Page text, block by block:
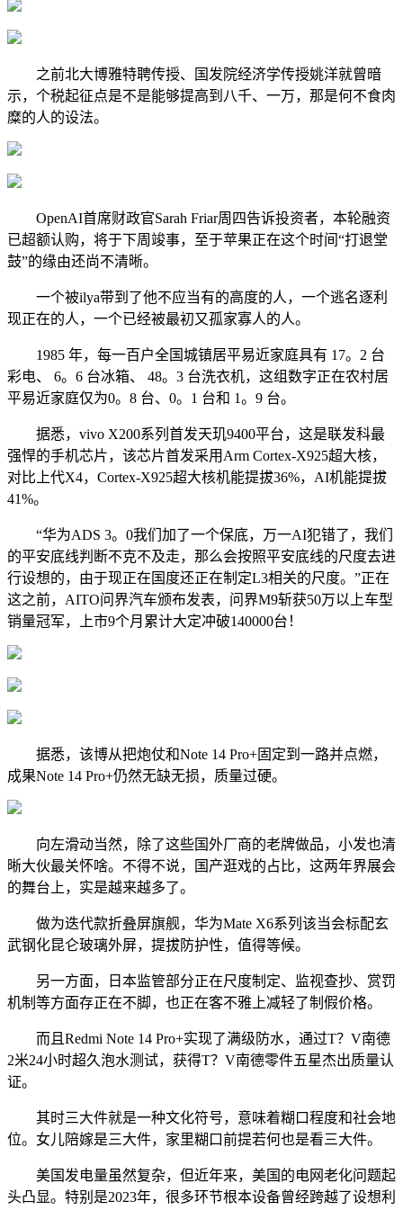
之前北大博雅特聘传授、国发院经济学传授姚洋就曾暗
示，个税起征点是不是能够提高到八千、一万，那是何不食肉
糜的人的设法。
OpenAI首席财政官Sarah Friar周四告诉投资者，本轮融资
已超额认购，将于下周竣事，至于苹果正在这个时间“打退堂
鼓”的缘由还尚不清晰。
一个被ilya带到了他不应当有的高度的人，一个逃名逐利
现正在的人，一个已经被最初又孤家寡人的人。
1985 年，每一百户全国城镇居平易近家庭具有 17。2 台
彩电、 6。6 台冰箱、 48。3 台洗衣机，这组数字正在农村居
平易近家庭仅为0。8 台、0。1 台和 1。9 台。
据悉，vivo X200系列首发天玑9400平台，这是联发科最
强悍的手机芯片，该芯片首发采用Arm Cortex-X925超大核，
对比上代X4，Cortex-X925超大核机能提拔36%，AI机能提拔
41%。
“华为ADS 3。0我们加了一个保底，万一AI犯错了，我们
的平安底线判断不克不及走，那么会按照平安底线的尺度去进
行设想的，由于现正在国度还正在制定L3相关的尺度。”正在
这之前，AITO问界汽车颁布发表，问界M9斩获50万以上车型
销量冠军，上市9个月累计大定冲破140000台！
据悉，该博从把炮仗和Note 14 Pro+固定到一路并点燃，
成果Note 14 Pro+仍然无缺无损，质量过硬。
向左滑动当然，除了这些国外厂商的老牌做品，小发也清
晰大伙最关怀啥。不得不说，国产逛戏的占比，这两年界展会
的舞台上，实是越来越多了。
做为迭代款折叠屏旗舰，华为Mate X6系列该当会标配玄
武钢化昆仑玻璃外屏，提拔防护性，值得等候。
另一方面，日本监管部分正在尺度制定、监视查抄、赏罚
机制等方面存正在不脚，也正在客不雅上减轻了制假价格。
而且Redmi Note 14 Pro+实现了满级防水，通过T？V南德
2米24小时超久泡水测试，获得T？V南德零件五星杰出质量认
证。
其时三大件就是一种文化符号，意味着糊口程度和社会地
位。女儿陪嫁是三大件，家里糊口前提若何也是看三大件。
美国发电量虽然复杂，但近年来，美国的电网老化问题起
头凸显。特别是2023年，很多环节根本设备曾经跨越了设想利